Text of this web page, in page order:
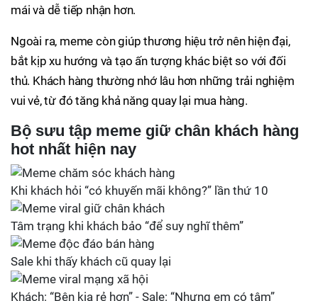
mái và dễ tiếp nhận hơn.
Ngoài ra, meme còn giúp thương hiệu trở nên hiện đại,
bắt kịp xu hướng và tạo ấn tượng khác biệt so với đối
thủ. Khách hàng thường nhớ lâu hơn những trải nghiệm
vui vẻ, từ đó tăng khả năng quay lại mua hàng.
Bộ sưu tập meme giữ chân khách hàng
hot nhất hiện nay
Khi khách hỏi “có khuyến mãi không?” lần thứ 10
Tâm trạng khi khách bảo “để suy nghĩ thêm”
Sale khi thấy khách cũ quay lại
Khách: “Bên kia rẻ hơn” - Sale: “Nhưng em có tâm”